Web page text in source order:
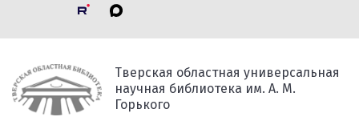
Тверская областная универсальная
научная библиотека им. А. М.
Горького